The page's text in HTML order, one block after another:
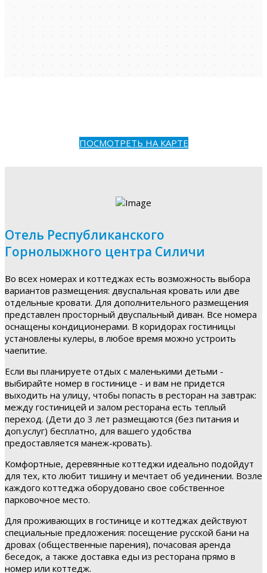
ПОСМОТРЕТЬ НА КАРТЕ
Отель Республиканского
Горнолыжного центра Силичи
Во всех номерах и коттеджах есть возможность выбора
вариантов размещения: двуспальная кровать или две
отдельные кровати. Для дополнительного размещения
представлен просторный двуспальный диван. Все номера
оснащены кондиционерами. В коридорах гостиницы
установлены кулеры, в любое время можно устроить
чаепитие.
Если вы планируете отдых с маленькими детьми -
выбирайте номер в гостинице - и вам не придется
выходить на улицу, чтобы попасть в ресторан на завтрак:
между гостиницей и залом ресторана есть теплый
переход. (Дети до 3 лет размещаются (без питания и
доп.услуг) бесплатно, для вашего удобства
предоставляется манеж-кровать).
Комфортные, деревянные коттеджи идеально подойдут
для тех, кто любит тишину и мечтает об уединении. Возле
каждого коттеджа оборудовано свое собственное
парковочное место.
Для проживающих в гостинице и коттеджах действуют
специальные предложения: посещение русской бани на
дровах (общественные парения), почасовая аренда
беседок, а также доставка еды из ресторана прямо в
номер или коттедж.